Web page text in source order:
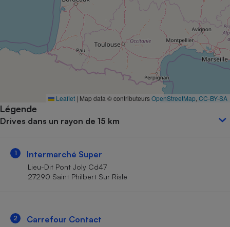
Leaflet | Map data © contributeursOpenStreetMap CC-BY-SA
Légende
Drives dans un rayon de 15 km
1 Intermarché Super
Lieu-Dit Pont Joly Cd47
27290 Saint Philbert Sur Risle
2 Carrefour Contact
Complément
alimentaire
Assurance emprunteur
Banque
Petit électroménager -
Matelas
Mutuelle